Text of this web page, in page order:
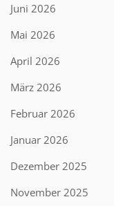
Juni 2026
Mai 2026
April 2026
März 2026
Februar 2026
Januar 2026
Dezember 2025
November 2025